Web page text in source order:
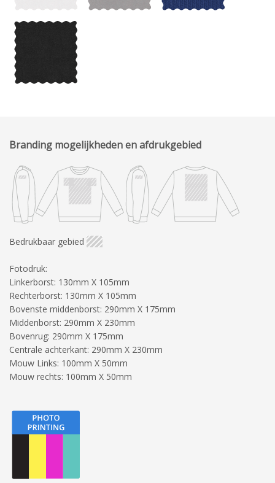
Branding mogelijkheden en afdrukgebied
Bedrukbaar gebied
Fotodruk:
Linkerborst: 130mm X 105mm
Rechterborst: 130mm X 105mm
Bovenste middenborst: 290mm X 175mm
Middenborst: 290mm X 230mm
Bovenrug: 290mm X 175mm
Centrale achterkant: 290mm X 230mm
Mouw Links: 100mm X 50mm
Mouw rechts: 100mm X 50mm